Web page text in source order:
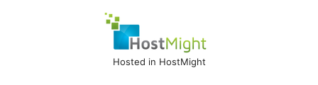
Hosted in HostMight